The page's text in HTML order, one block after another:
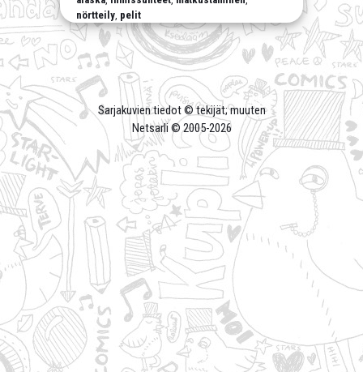
nörtteily, pelit
Sarjakuvien tiedot © tekijät; muuten
Netsarli © 2005-2026